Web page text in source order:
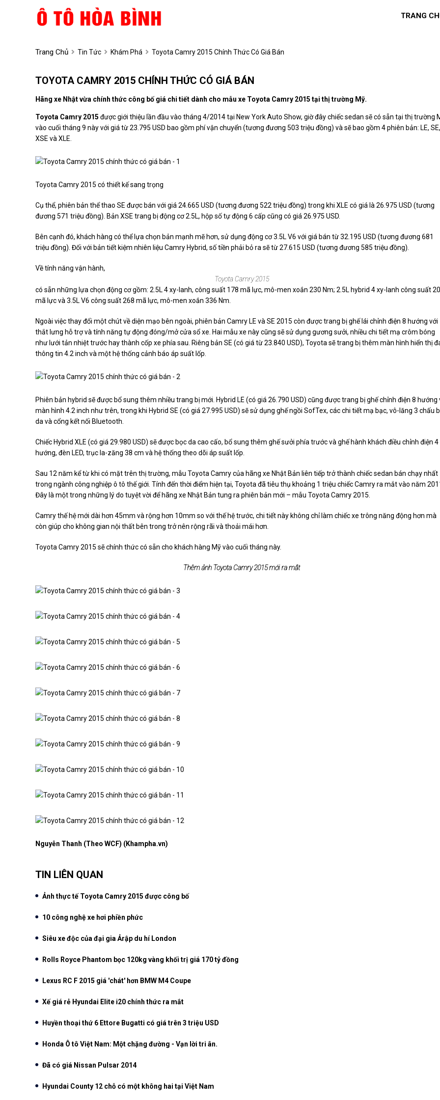
TRANG
Trang Chủ Tin Tức Khám Phá Toyota Camry 2015 Chính Thức Có Giá Bán
TOYOTA CAMRY 2015 CHÍNH THỨC CÓ GIÁ BÁN
Hãng xe Nhật vừa chính thức công bố giá chi tiết dành cho mẫu xe Toyota Camry 2015 tại thị trường Mỹ.
Toyota Camry 2015 được giới thiệu lần đầu vào tháng 4/2014 tại New York Auto Show, giờ đây chiếc sedan sẽ có sẵn tại thị trường
vào cuối tháng 9 này với giá từ 23.795 USD bao gồm phí vận chuyển (tương đương 503 triệu đồng) và sẽ bao gồm 4 phiên bản: LE, SE,
XSE và XLE.
Toyota Camry 2015 có thiết kế sang trọng
Cụ thể, phiên bản thể thao SE được bán với giá 24.665 USD (tương đương 522 triệu đồng) trong khi XLE có giá là 26.975 USD (tương
đương 571 triệu đồng). Bản XSE trang bị động cơ 2.5L, hộp số tự động 6 cấp cũng có giá 26.975 USD.
Bên cạnh đó, khách hàng có thể lựa chọn bản mạnh mẽ hơn, sử dụng động cơ 3.5L V6 với giá bán từ 32.195 USD (tương đương 681
triệu đồng). Đối với bản tiết kiệm nhiên liệu Camry Hybrid, số tiền phải bỏ ra sẽ từ 27.615 USD (tương đương 585 triệu đồng).
Về tính năng vận hành,
Toyota Camry 2015
có sẵn những lựa chọn động cơ gồm: 2.5L 4 xy-lanh, công suất 178 mã lực, mô-men xoắn 230 Nm; 2.5L hybrid 4 xy-lanh công suất
mã lực và 3.5L V6 công suất 268 mã lực, mô-men xoắn 336 Nm.
Ngoài việc thay đổi một chút về diện mạo bên ngoài, phiên bản Camry LE và SE 2015 còn được trang bị ghế lái chỉnh điện 8 hướng với
thắt lưng hỗ trợ và tính năng tự động đóng/mở cửa sổ xe. Hai mẫu xe này cũng sẽ sử dụng gương sưởi, nhiều chi tiết mạ crôm bóng
như lưới tản nhiệt trước hay thành cốp xe phía sau. Riêng bản SE (có giá từ 23.840 USD), Toyota sẽ trang bị thêm màn hình hiển thị
thông tin 4.2 inch và một hệ thống cảnh báo áp suất lốp.
Phiên bản hybrid sẽ được bổ sung thêm nhiều trang bị mới. Hybrid LE (có giá 26.790 USD) cũng được trang bị ghế chỉnh điện 8 hướng
màn hình 4.2 inch như trên, trong khi Hybrid SE (có giá 27.995 USD) sẽ sử dụng ghế ngồi SofTex, các chi tiết mạ bạc, vô-lăng 3 chấu
da và cổng kết nối Bluetooth.
Chiếc Hybrid XLE (có giá 29.980 USD) sẽ được bọc da cao cấo, bổ sung thêm ghế sưởi phía trước và ghế hành khách điều chỉnh điện 4
hướng, đèn LED, trục la-zăng 38 cm và hệ thống theo dõi áp suất lốp.
Sau 12 năm kể từ khi có mặt trên thị trường, mẫu Toyota Camry của hãng xe Nhật Bản liên tiếp trở thành chiếc sedan bán chạy nhất
trong ngành công nghiệp ô tô thế giới. Tính đến thời điểm hiện tại, Toyota đã tiêu thụ khoảng 1 triệu chiếc Camry ra mắt vào năm
Đây là một trong những lý do tuyệt vời để hãng xe Nhật Bản tung ra phiên bản mới – mẫu Toyota Camry 2015.
Camry thế hệ mới dài hơn 45mm và rộng hơn 10mm so với thế hệ trước, chi tiết này không chỉ làm chiếc xe trông năng động hơn mà
còn giúp cho không gian nội thất bên trong trở nên rộng rãi và thoải mái hơn.
Toyota Camry 2015 sẽ chính thức có sẵn cho khách hàng Mỹ vào cuối tháng này.
Thêm ảnh Toyota Camry 2015 mới ra mắt
Nguyễn Thanh (Theo WCF) (Khampha.vn)
TIN LIÊN QUAN
Ảnh thực tế Toyota Camry 2015 được công bố
10 công nghệ xe hơi phiền phức
Siêu xe độc của đại gia Ảrập du hí London
Rolls Royce Phantom bọc 120kg vàng khối trị giá 170 tỷ đồng
Lexus RC F 2015 giá 'chát' hơn BMW M4 Coupe
Xế giá rẻ Hyundai Elite i20 chính thức ra mắt
Huyền thoại thứ 6 Ettore Bugatti có giá trên 3 triệu USD
Honda Ô tô Việt Nam: Một chặng đường - Vạn lời tri ân.
Đã có giá Nissan Pulsar 2014
Hyundai County 12 chỗ có một không hai tại Việt Nam